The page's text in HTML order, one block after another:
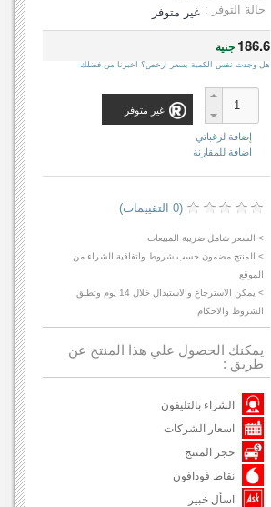
حالة التوفر : غير متوفر
186.6 جنية
هل وجدت نفس الكمية بسعر ارخص؟ اخبرنا من فضلك
غير متوفر
إضافة لرغباتي
اضافة للمقارنة
(0 التقييمات)
> السعر شامل ضريبة المبيعات
> المنتج مضمون حسب شروط واتفاقية الشراء من
الموقع
> يمكن الاسترجاع والاستبدال خلال 14 يوم وتطبق
الشروط والاحكام
يمكنك الحصول علي هذا المنتج عن
طريق :
الشراء بالتليفون
اسعار الشركات
حجز المنتج
نقاط فودافون
اسأل خبير